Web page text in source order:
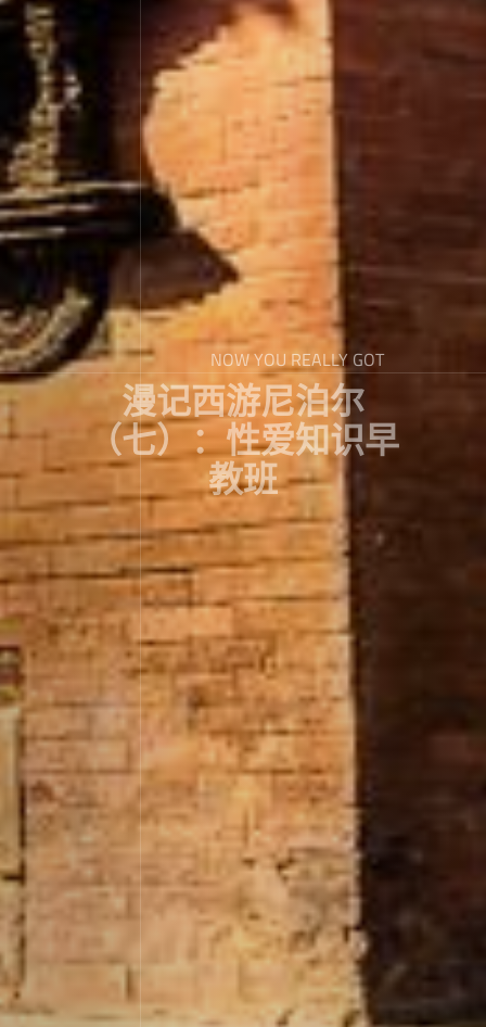
NOW YOU REALLY GOT
漫记西游尼泊尔
（七）：性爱知识早
教班